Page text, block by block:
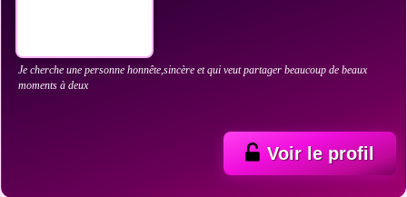
Je cherche une personne honnête,sincère et qui veut partager beaucoup de beaux
moments à deux
Voir le profil